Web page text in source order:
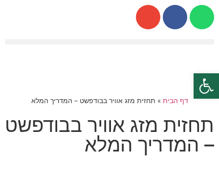
דף הבית » תחזית מזג אוויר בבודפשט – המדריך המלא
תחזית מזג אוויר בבודפשט
– המדריך המלא
פתח סרגל נגישות